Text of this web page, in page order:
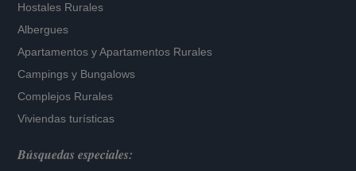
Hostales Rurales
Albergues
Apartamentos yApartamentos Rurales
Campings y Bungalows
Complejos Rurales
Viviendas turísticas
Búsquedas especiales: